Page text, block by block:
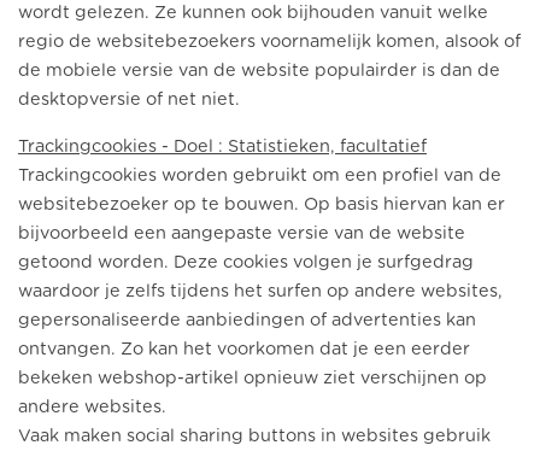
wordt gelezen. Ze kunnen ook bijhouden vanuit welke
regio de websitebezoekers voornamelijk komen, alsook of
de mobiele versie van de website populairder is dan de
desktopversie of net niet.
Trackingcookies - Doel : Statistieken, facultatief
Trackingcookies worden gebruikt om een profiel van de
websitebezoeker op te bouwen. Op basis hiervan kan er
bijvoorbeeld een aangepaste versie van de website
getoond worden. Deze cookies volgen je surfgedrag
waardoor je zelfs tijdens het surfen op andere websites,
gepersonaliseerde aanbiedingen of advertenties kan
ontvangen. Zo kan het voorkomen dat je een eerder
bekeken webshop-artikel opnieuw ziet verschijnen op
andere websites.
Vaak maken social sharing buttons in websites gebruik